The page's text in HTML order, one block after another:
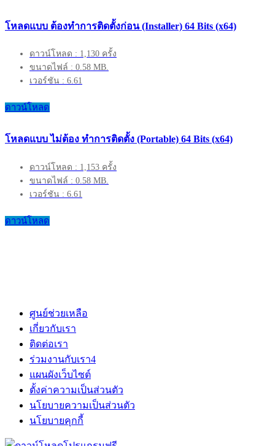
โหลดแบบ ต้องทำการติดตั้งก่อน (Installer) 64 Bits (x64)
ดาวน์โหลด : 1,130 ครั้ง
ขนาดไฟล์ : 0.58 MB.
เวอร์ชัน : 6.61
ดาวน์โหลด
โหลดแบบ ไม่ต้อง ทำการติดตั้ง (Portable) 64 Bits (x64)
ดาวน์โหลด : 1,153 ครั้ง
ขนาดไฟล์ : 0.58 MB.
เวอร์ชัน : 6.61
ดาวน์โหลด
ศูนย์ช่วยเหลือ
เกี่ยวกับเรา
ติดต่อเรา
ร่วมงานกับเรา4
แผนผังเว็บไซต์
ตั้งค่าความเป็นส่วนตัว
นโยบายความเป็นส่วนตัว
นโยบายคุกกี้